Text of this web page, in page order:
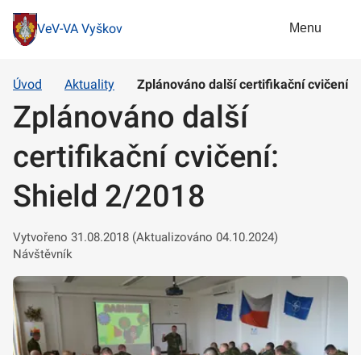
VeV-VA Vyškov Menu
Úvod Aktuality Zplánováno další certifikační cvičení:
Zplánováno další
certifikační cvičení:
Shield 2/2018
Vytvořeno 31.08.2018 (Aktualizováno 04.10.2024)
Návštěvník